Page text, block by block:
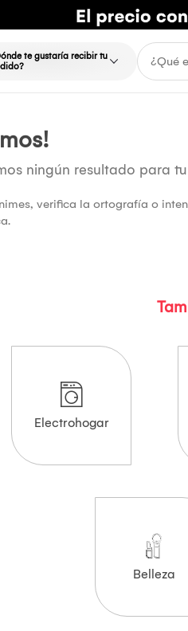
te gustaría recibir tu
ningún resultado para
verifica la ortografía o
Electrohogar
Belleza